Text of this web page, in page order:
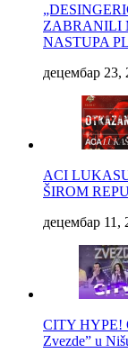
ZABRANILI
NASTUPA
децембар 23,
ACI
ŠIROM
децембар 11,
CITY HYPE!
Zvezde” u